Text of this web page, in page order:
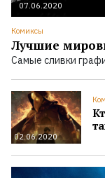
07.06.2020
Комиксы
Лучшие
Самые сливки
02.06.2020